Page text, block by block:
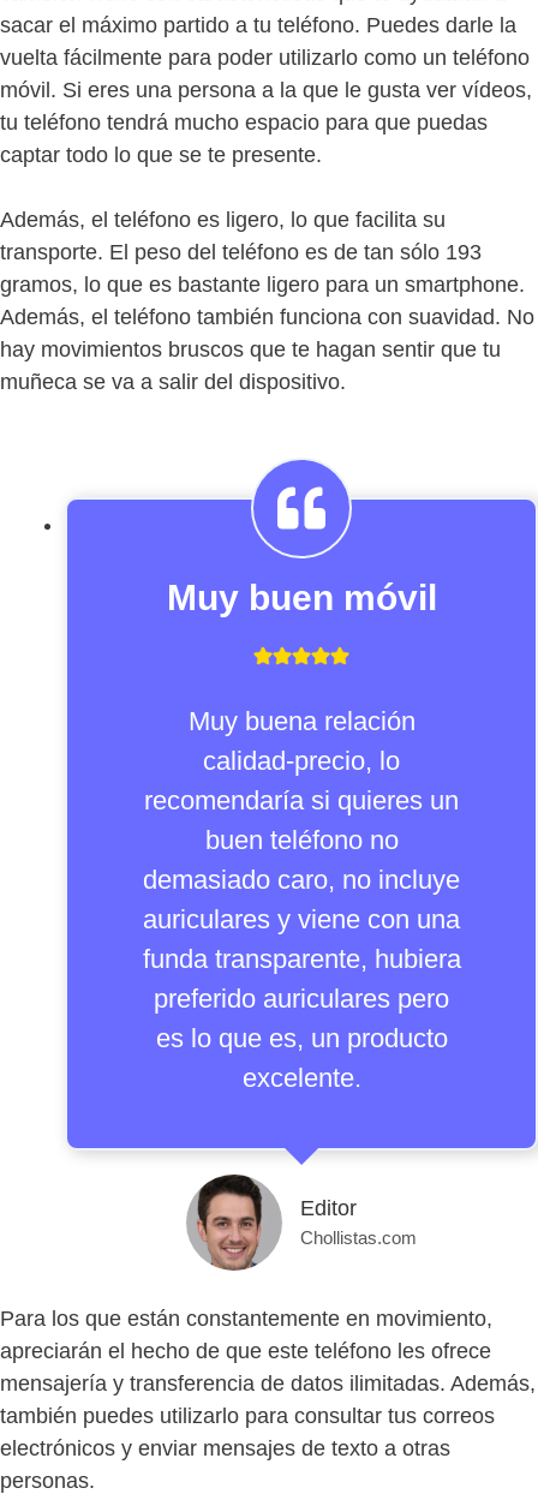
sacar el máximo partido a tu teléfono. Puedes darle la
vuelta fácilmente para poder utilizarlo como un teléfono
móvil. Si eres una persona a la que le gusta ver vídeos,
tu teléfono tendrá mucho espacio para que puedas
captar todo lo que se te presente.
Además, el teléfono es ligero, lo que facilita su
transporte. El peso del teléfono es de tan sólo 193
gramos, lo que es bastante ligero para un smartphone.
Además, el teléfono también funciona con suavidad. No
hay movimientos bruscos que te hagan sentir que tu
muñeca se va a salir del dispositivo.
Muy buen móvil
Muy buena relación
calidad-precio, lo
recomendaría si quieres un
buen teléfono no
demasiado caro, no incluye
auriculares y viene con una
funda transparente, hubiera
preferido auriculares pero
es lo que es, un producto
excelente.
Editor
Chollistas.com
Para los que están constantemente en movimiento,
apreciarán el hecho de que este teléfono les ofrece
mensajería y transferencia de datos ilimitadas. Además,
también puedes utilizarlo para consultar tus correos
electrónicos y enviar mensajes de texto a otras
personas.